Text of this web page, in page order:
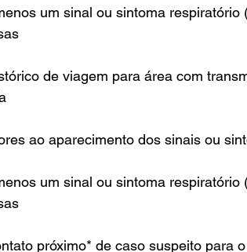
um sinal ou sintoma respiratório
de viagem para área com
ao aparecimento dos sinais ou
um sinal ou sintoma respiratório
próximo* de caso suspeito para